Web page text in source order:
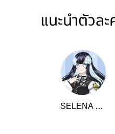
แนะนำตัวละ
SELENA CREST